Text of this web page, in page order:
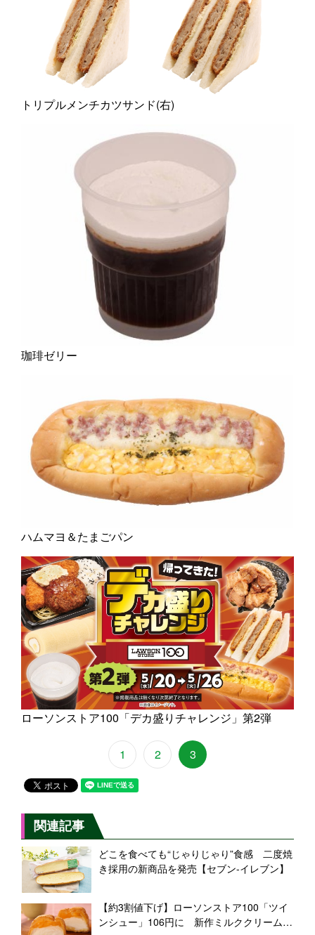
トリプルメンチカツサンド(右)
珈琲ゼリー
ハムマヨ＆たまごパン
ローソンストア100「デカ盛りチャレンジ」第2弾
1 2 3
関連記事
どこを食べても“じゃりじゃり”食感 二度焼
き採用の新商品を発売【セブン-イレブン】
【約3割値下げ】ローソンストア100「ツイ
ンシュー」106円に 新作ミルククリームも